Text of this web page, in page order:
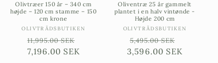
Olivtræer 150 år – 340 cm
højde – 120 cm stamme – 150
cm krone
Sælgere:
OLIVTRÄDSBUTIKEN
Ordinarie
pris
11,995.00 SEK
Försäljningspris
7,196.00 SEK
Oliventræ 25 år gammelt
plantet i en halv vintønde -
Højde 200 cm
Sælgere:
OLIVTRÄDSBUTIKEN
Ordinarie
pris
5,495.00 SEK
3,596.00 SEK